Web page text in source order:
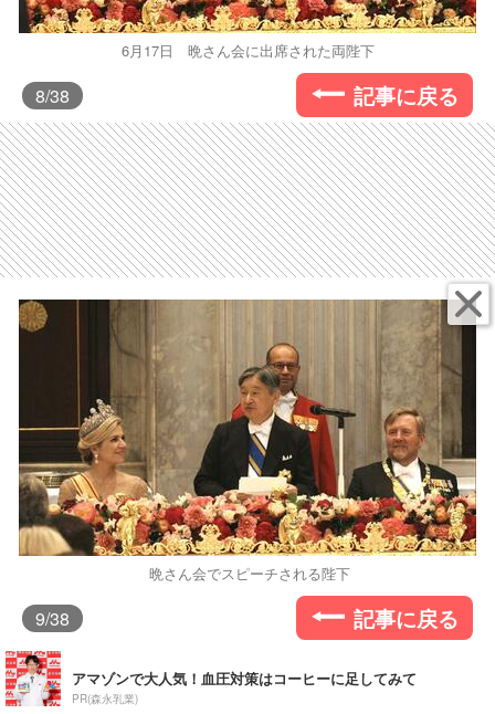
6月17日 晩さん会に出席された両陛下
8/38 記事に戻る
晩さん会でスピーチされる陛下
9/38 記事に戻る
アマゾンで大人気！血圧対策はコーヒーに足してみて
PR(森永乳業)